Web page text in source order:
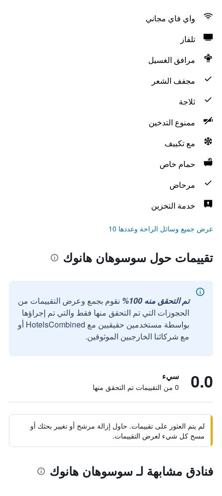
واي فاي مجاني
تلفاز
مرافق الغسيل
مجفف الشعر
ثلاجة
ممنوع التدخين
مع تكييف
حمام خاص
مرحاض
خدمة التخزين
عرض جميع وسائل الراحة وعددها 10
تقييمات حول سوسوهان هانوك
تم التحقق منه 100%
نقوم بجمع وعرض التقييمات من
الحجوزات التي تم التحقق منها فقط والتي تم إجراؤها
بواسطة مستخدمين حقيقيين مع HotelsCombined أو
مع شركائنا الخارجيين الموثوقين.
0.0 سيء
0 من التقييمات تم التحقق منها
لم يتم العثور على تقييمات. حاول إزالة مرشح أو تغيير بحثك أو
مسح كل شيء لعرض التقييمات.
فنادق مشابهة لـ سوسوهان هانوك